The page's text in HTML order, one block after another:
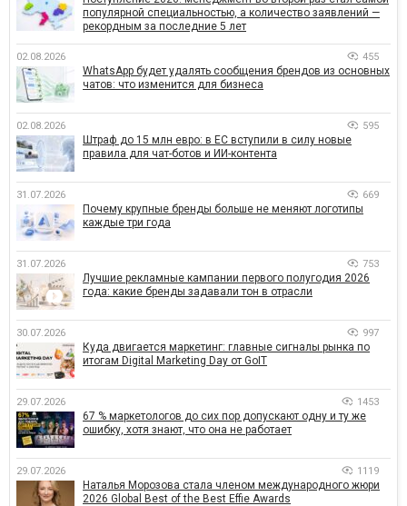
популярной специальностью, а количество заявлений —
рекордным за последние 5 лет
02.08.2026 455
WhatsApp будет удалять сообщения брендов из основных
чатов: что изменится для бизнеса
02.08.2026 595
Штраф до 15 млн евро: в ЕС вступили в силу новые
правила для чат-ботов и ИИ-контента
31.07.2026 669
Почему крупные бренды больше не меняют логотипы
каждые три года
31.07.2026 753
Лучшие рекламные кампании первого полугодия 2026
года: какие бренды задавали тон в отрасли
30.07.2026 997
Куда двигается маркетинг: главные сигналы рынка по
итогам Digital Marketing Day от GoIT
29.07.2026 1453
67 % маркетологов до сих пор допускают одну и ту же
ошибку, хотя знают, что она не работает
29.07.2026 1119
Наталья Морозова стала членом международного жюри
2026 Global Best of the Best Effie Awards